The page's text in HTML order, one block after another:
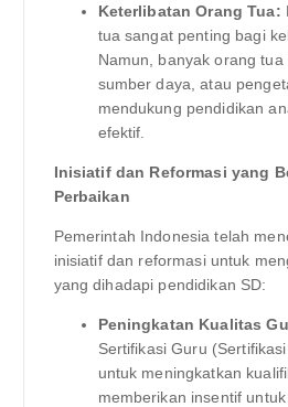
Keterlibatan Orang Tua:
tua sangat penting bagi
Namun, banyak orang tua
sumber daya, atau
mendukung pendidikan
efektif.
Inisiatif dan Reformasi yang
Perbaikan
Pemerintah Indonesia telah
inisiatif dan reformasi untuk
yang dihadapi pendidikan SD:
Peningkatan Kualitas
Sertifikasi Guru
untuk meningkatkan
memberikan insentif